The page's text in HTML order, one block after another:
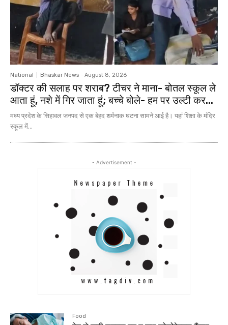
National Bhaskar News - August 8, 2026
डॉक्टर की सलाह पर शराब? टीचर ने माना- बोतल स्कूल ले
आता हूं, नशे में गिर जाता हूं; बच्चे बोले- हम पर उल्टी कर...
मध्य प्रदेश के सिहावल जनपद से एक बेहद शर्मनाक घटना सामने आई है। यहां शिक्षा के मंदिर
स्कूल में...
- Advertisement -
Food